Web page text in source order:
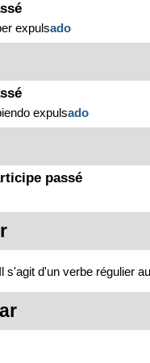
expulsado
expulsado
passé
s'agit d'un verbe régulier